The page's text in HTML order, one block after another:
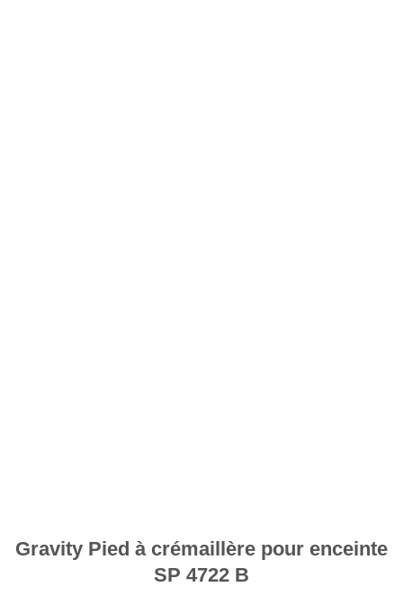
Gravity Pied à crémaillère pour enceinte
SP 4722 B